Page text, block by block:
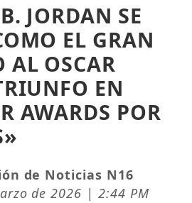
JORDAN SE
EL GRAN
AL OSCAR
EN
AWARDS POR
de Noticias N16
de 2026 | 2:44 PM